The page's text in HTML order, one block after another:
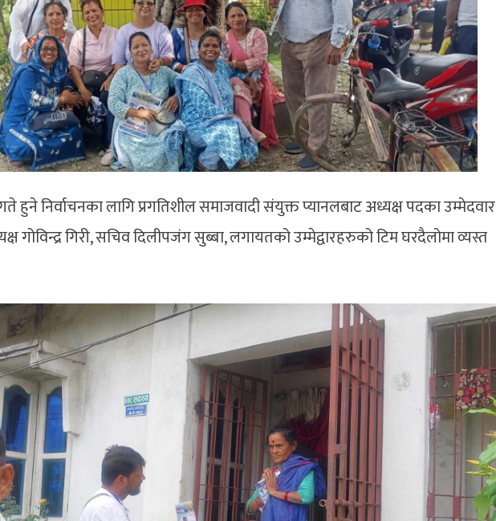
हुने निर्वाचनका लागि प्रगतिशील समाजवादी संयुक्त प्यानलबाट अध्यक्ष पदका उम्मेदवार
गोविन्द्र गिरी, सचिव दिलीपजंग सुब्बा, लगायतको उम्मेद्वारहरुको टिम घरदैलोमा व्यस्त